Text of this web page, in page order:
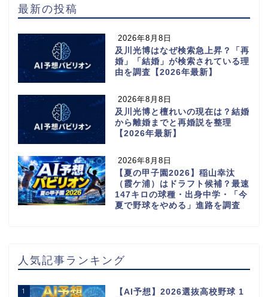
最新の投稿
2026年8月8日
及川光博はなぜ検索急上昇？「再
婚」「結婚」が検索されている理
由を調査【2026年最新】
2026年8月8日
及川光博と檀れいの現在は？結婚
から離婚までと再婚説を整理
【2026年最新】
2026年8月8日
【夏の甲子園2026】稲山幸汰
（霞ケ浦）はドラフト候補？最速
147キロの球種・出身中学・「今
夏で野球をやめる」進路を調査
人気記事ランキング
1
【AI予想】2026選抜高校野球 1